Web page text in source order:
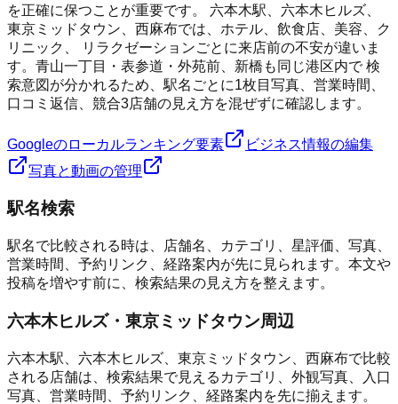
を正確に保つことが重要です。 六本木駅、六本木ヒルズ、
東京ミッドタウン、西麻布では、ホテル、飲食店、美容、ク
リニック、 リラクゼーションごとに来店前の不安が違いま
す。青山一丁目・表参道・外苑前、新橋も同じ港区内で 検
索意図が分かれるため、駅名ごとに1枚目写真、営業時間、
口コミ返信、競合3店舗の見え方を混ぜずに確認します。
Googleのローカルランキング要素
ビジネス情報の編集
写真と動画の管理
駅名検索
駅名で比較される時は、店舗名、カテゴリ、星評価、写真、
営業時間、予約リンク、経路案内が先に見られます。本文や
投稿を増やす前に、検索結果の見え方を整えます。
六本木ヒルズ・東京ミッドタウン周辺
六本木駅、六本木ヒルズ、東京ミッドタウン、西麻布で比較
される店舗は、検索結果で見えるカテゴリ、外観写真、入口
写真、営業時間、予約リンク、経路案内を先に揃えます。